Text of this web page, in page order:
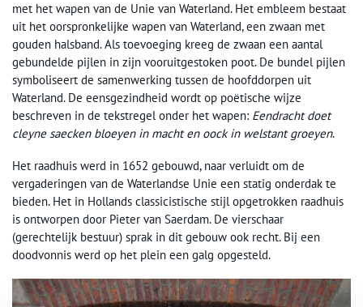
met het wapen van de Unie van Waterland. Het embleem bestaat
uit het oorspronkelijke wapen van Waterland, een zwaan met
gouden halsband. Als toevoeging kreeg de zwaan een aantal
gebundelde pijlen in zijn vooruitgestoken poot. De bundel pijlen
symboliseert de samenwerking tussen de hoofddorpen uit
Waterland. De eensgezindheid wordt op poëtische wijze
beschreven in de tekstregel onder het wapen: Eendracht doet
cleyne saecken bloeyen in macht en oock in welstant groeyen.
Het raadhuis werd in 1652 gebouwd, naar verluidt om de
vergaderingen van de Waterlandse Unie een statig onderdak te
bieden. Het in Hollands classicistische stijl opgetrokken raadhuis
is ontworpen door Pieter van Saerdam. De vierschaar
(gerechtelijk bestuur) sprak in dit gebouw ook recht. Bij een
doodvonnis werd op het plein een galg opgesteld.